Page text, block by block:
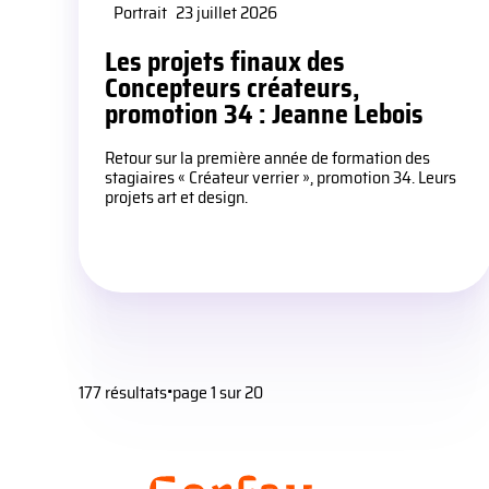
Portrait 23 juillet 2026
Les projets finaux des
Concepteurs créateurs,
promotion 34 : Jeanne Lebois
Retour sur la première année de formation des
stagiaires « Créateur verrier », promotion 34. Leurs
projets art et design.
177 résultats•page 1 sur 20